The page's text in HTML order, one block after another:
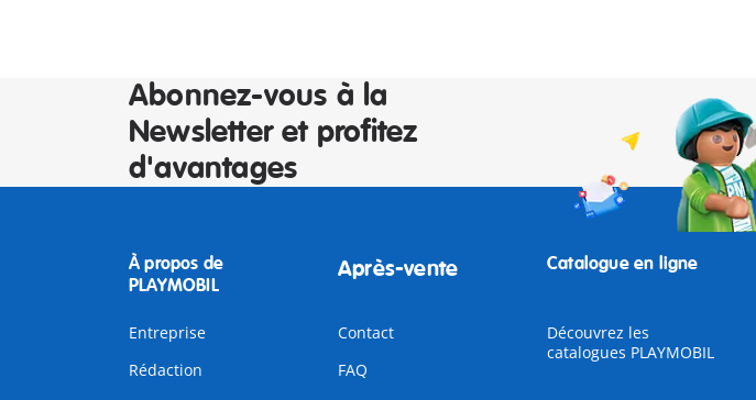
Abonnez-vous à la
Newsletter et profitez
d'avantages
À propos de
PLAYMOBIL
Entreprise
Rédaction
Après-vente
Contact
FAQ
Catalogue en ligne
Découvrez les
catalogues PLAYMOBIL